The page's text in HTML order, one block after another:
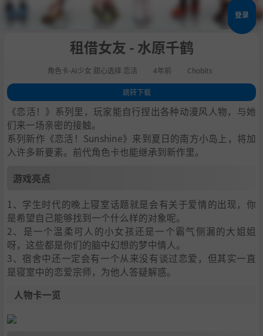
登录
租借女友 - 水原千鹤
角色卡-AI少女 甜心选择 恋活 4年前 Chobits
跳转下载
1.游戏亮点
2.人物卡一览
3.恋活sunshine角色卡MOD安装方法
4.下载地址
《恋活！》系列里，玩家能自行捏出各种动漫风人物，与她
们来一场亲密的接触。
系列新作《恋活！Sunshine》来到夏日的南方小岛上，将加
入许多新要素。前代角色卡也能继承到新作里。
游戏亮点
1、学生时代的晚上寝室话题就是会有关于爱情的出现，你
是希望自己能够找到一个什么样的对象呢。
2、是一个温柔可人的小女孩还是一个霸气侧漏的大姐姐
呀，这些都是你们的脑中幻想的梦中情人。
3、宿舍中还一定会有一个从来没有谈过恋爱，但其实一直
是寝室中的恋爱宗师，为他人答疑解惑。
人物卡一览